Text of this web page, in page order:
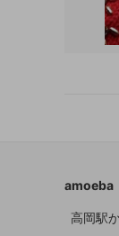
amoeba
高岡駅